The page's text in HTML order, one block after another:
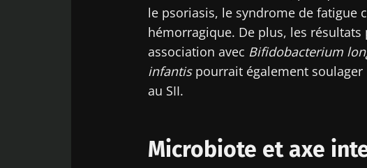
le psoriasis, le syndrome de fatigue
hémorragique. De plus, les
association avec Bifidobacterium
infantispourrait également soulager
au SII.
Microbiote et axe